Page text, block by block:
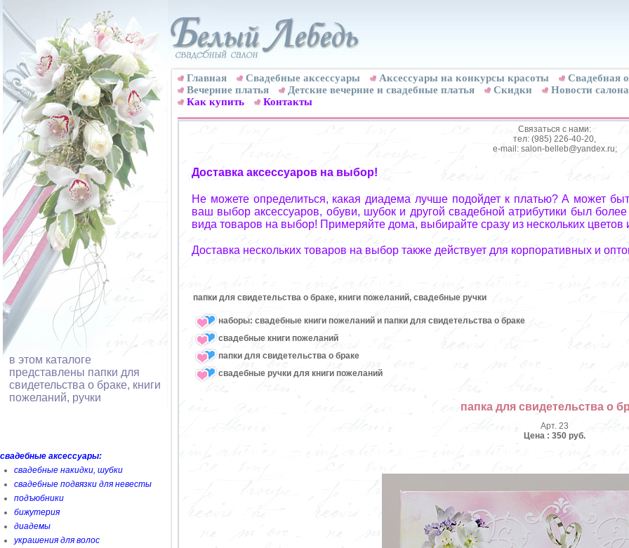
в этом каталоге
представлены папки для
свидетельства о браке, книги
пожеланий, ручки
свадебные аксессуары:
свадебные накидки, шубки
свадебные подвязки для невесты
подъюбники
бижутерия
диадемы
украшения для волос
Главная Свадебные аксессуары Аксессуары на конкурсы красоты
Свадебная
Вечерние платья
Детские вечерние и свадебные платья Скидки
Новости салона
Как купить
Контакты
Связаться с нами:
тел: (985) 226-40-20,
e-mail: salon-belleb@yandex.ru;
Доставка аксессуаров на выбор!
Не можете определиться, какая диадема лучше подойдет к платью? А может
ваш выбор аксессуаров, обуви, шубок и другой свадебной атрибутики был
вида товаров на выбор! Примеряйте дома, выбирайте сразу из нескольких цветов
Доставка нескольких товаров на выбор также действует для корпоративных и
папки для свидетельства о браке, книги пожеланий, свадебные ручки
наборы: свадебные книги пожеланий и папки для свидетельства о браке
свадебные книги пожеланий
папки для свидетельства о браке
свадебные ручки для книги пожеланий
папка для свидетельства о
Арт. 23
Цена : 350 руб.